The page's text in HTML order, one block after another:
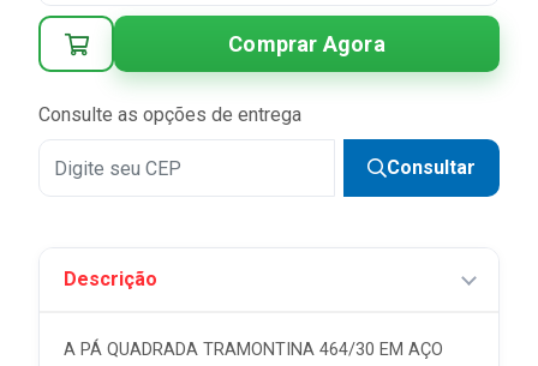
Comprar Agora
Consulte as opções de entrega
Consultar
Descrição
A PÁ QUADRADA TRAMONTINA 464/30 EM AÇO